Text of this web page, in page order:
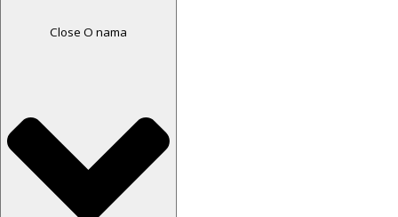
Close O nama